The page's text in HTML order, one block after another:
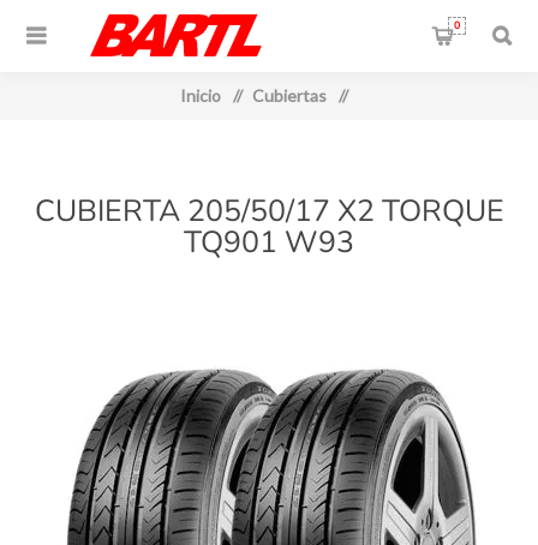
0
Inicio / Cubiertas /
CUBIERTA 205/50/17 X2 TORQUE
TQ901 W93